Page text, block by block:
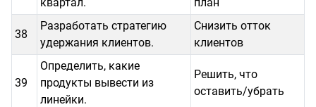
38
Разработать стратегию
удержания клиентов.
Снизить отток
клиентов
39
Определить, какие
продукты вывести из
линейки.
Решить, что
оставить/убрать